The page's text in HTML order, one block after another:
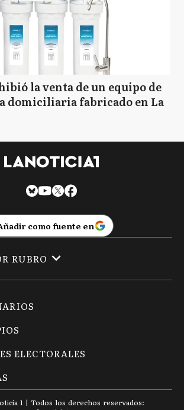
la venta de un equipo de
domiciliaria fabricado en La
como fuente en
ELECTORALES
RUBRO
1 | Todos los derechos reservados: